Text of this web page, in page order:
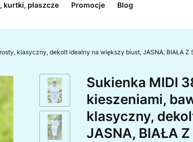
kurtki, płaszcze Promocje Blog
klasyczny, dekolt idealny na większy biust, JASNA, BIAŁA Z
Sukienka MIDI
kieszeniami,
klasyczny,
JASNA, BIAŁA